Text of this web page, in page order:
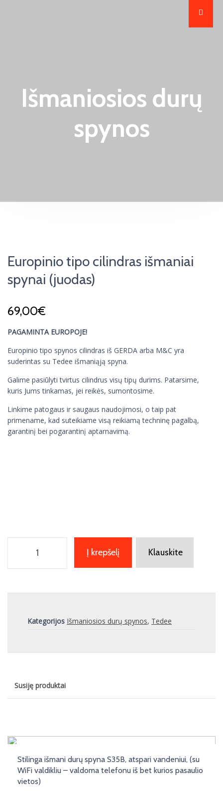
Išmaniosios durų
spynos
Europinio tipo cilindras išmaniai
spynai (juodas)
69,00€
PAGAMINTA EUROPOJE!
Europinio tipo spynos cilindras iš GERDA arba M&C yra
suderintas su Tedee išmaniąją spyna.
Galime pasiūlyti tvirtus cilindrus visų tipų durims. Patarsime,
kuris Jums tinkamas, jei reikės, sumontosime.
Linkime patogaus ir saugaus naudojimosi, o taip pat
primename, kad suteikiame visą reikiamą techninę pagalbą,
garantinį bei pogarantinį aptarnavimą.
Į krepšelį Klauskite
Kategorijos Išmaniosios durų spynos, Tedee
Susiję produktai
Stilinga išmani durų spyna S35B, atspari vandeniui, (su
WiFi valdikliu – valdoma telefonu iš bet kurios pasaulio
vietos)